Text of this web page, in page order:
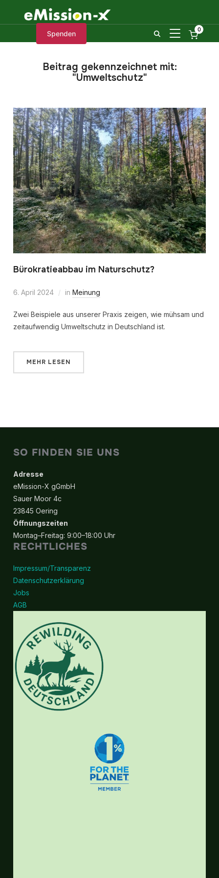
Spenden 0
Beitrag gekennzeichnet mit:
"Umweltschutz"
Bürokratieabbau im Naturschutz?
6. April 2024 in Meinung
Zwei Beispiele aus unserer Praxis zeigen, wie mühsam und
zeitaufwendig Umweltschutz in Deutschland ist.
MEHR LESEN
SO FINDEN SIE UNS
Adresse
eMission-X gGmbH
Sauer Moor 4c
23845 Oering
Öffnungszeiten
Montag–Freitag: 9:00–18:00 Uhr
RECHTLICHES
Impressum/Transparenz
Datenschutzerklärung
Jobs
AGB